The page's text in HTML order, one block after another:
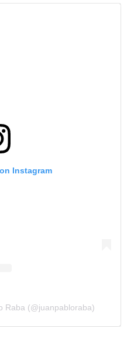
Instagram
Raba (@juanpabloraba)